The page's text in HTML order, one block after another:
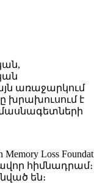
առաջարկում
խրախուսում է
մասնագետների
Loss
հիմնադրամ։
են։